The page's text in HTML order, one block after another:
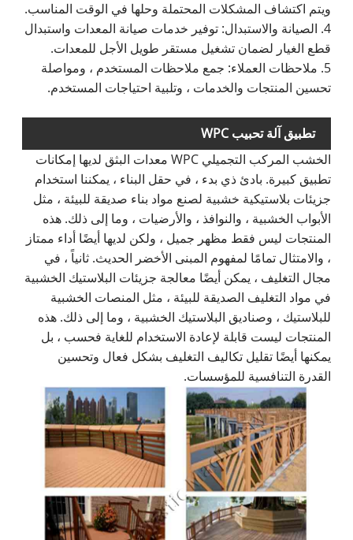
ويتم اكتشاف المشكلات المحتملة وحلها في الوقت المناسب.
4. الصيانة والاستبدال: توفير خدمات صيانة المعدات واستبدال
قطع الغيار لضمان تشغيل مستقر طويل الأجل للمعدات.
5. ملاحظات العملاء: جمع ملاحظات المستخدم ، ومواصلة
تحسين المنتجات والخدمات ، وتلبية احتياجات المستخدم.
تطبيق آلة تحبيب WPC
الخشب المركب التجميلي WPC معدات البثق لديها إمكانات
تطبيق كبيرة. بادئ ذي بدء ، في حقل البناء ، يمكننا استخدام
جزيئات بلاستيكية خشبية لصنع مواد بناء صديقة للبيئة ، مثل
الأبواب الخشبية ، والنوافذ ، والأرضيات ، وما إلى ذلك. هذه
المنتجات ليس فقط مظهر جميل ، ولكن لديها أيضًا أداء ممتاز
، والامتثال تمامًا لمفهوم المبنى الأخضر الحديث. ثانياً ، في
مجال التغليف ، يمكن أيضًا معالجة جزيئات البلاستيك الخشبية
في مواد التغليف الصديقة للبيئة ، مثل المنصات الخشبية
للبلاستيك ، وصناديق البلاستيك الخشبية ، وما إلى ذلك. هذه
المنتجات ليست قابلة لإعادة الاستخدام للغاية فحسب ، بل
يمكنها أيضًا تقليل تكاليف التغليف بشكل فعال وتحسين
القدرة التنافسية للمؤسسات.